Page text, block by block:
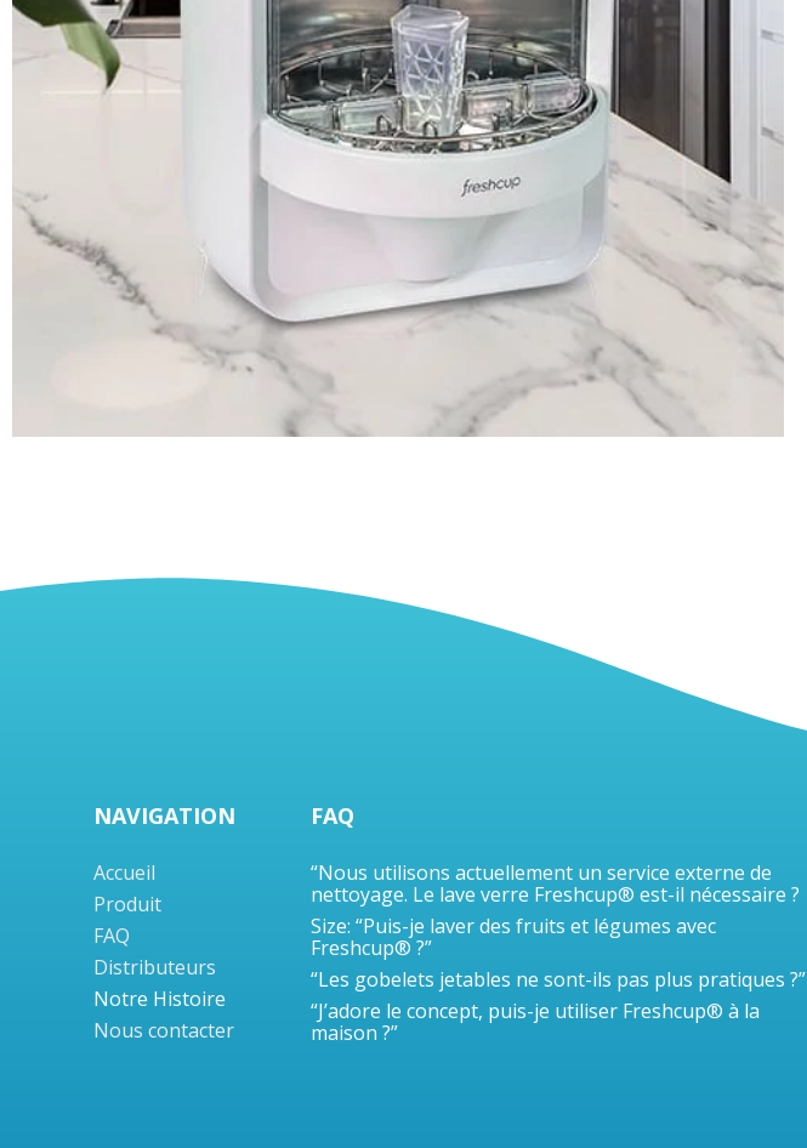
NAVIGATION
Accueil
Produit
FAQ
Distributeurs
Notre Histoire
Nous contacter
FAQ
“Nous utilisons actuellement un service externe de
nettoyage. Le lave verre Freshcup® est-il nécessaire ?
Size: “Puis-je laver des fruits et légumes avec
Freshcup® ?”
“Les gobelets jetables ne sont-ils pas plus pratiques ?”
“J’adore le concept, puis-je utiliser Freshcup® à la
maison ?”